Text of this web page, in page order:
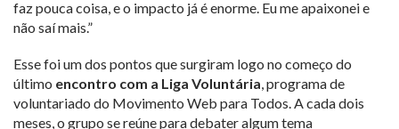
faz pouca coisa, e o impacto já é enorme. Eu me apaixonei e
não saí mais.”
Esse foi um dos pontos que surgiram logo no começo do
último encontro com a Liga Voluntária, programa de
voluntariado do Movimento Web para Todos. A cada dois
meses, o grupo se reúne para debater algum tema